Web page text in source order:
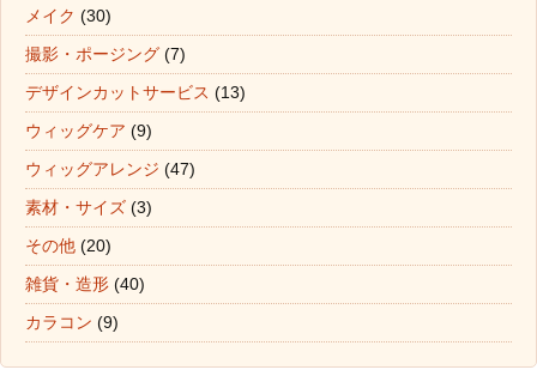
メイク (30)
撮影・ポージング (7)
デザインカットサービス (13)
ウィッグケア (9)
ウィッグアレンジ (47)
素材・サイズ (3)
その他 (20)
雑貨・造形 (40)
カラコン (9)